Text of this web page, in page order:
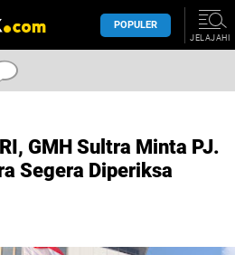
POPULER
JELAJAHI
GMH Sultra Minta PJ.
Segera Diperiksa